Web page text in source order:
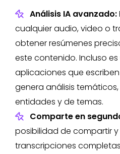
Análisis IA avanzado:
cualquier audio, video o
obtener resúmenes
este contenido. Incluso
aplicaciones que
genera análisis
entidades y de temas.
Comparte en
posibilidad de compartir
transcripciones